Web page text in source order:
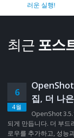
러운 실행!
최근 포스
6
4월
집, 더 나
OpenShot
되게 만듭니다. 더 부
로우를 추가하고, 성능